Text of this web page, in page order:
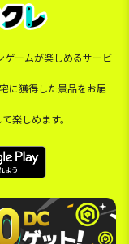
ゲームが楽しめるサービ
に獲得した景品をお届
楽しめます。